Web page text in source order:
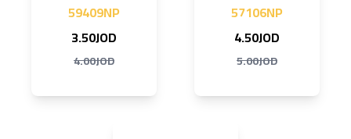
59409NP
3.50JOD
4.00JOD
57106NP
4.50JOD
5.00JOD